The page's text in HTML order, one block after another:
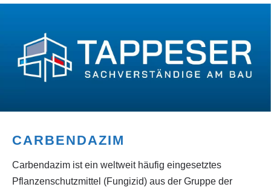
CARBENDAZIM
Carbendazim ist ein weltweit häufig eingesetztes
Pflanzenschutzmittel (Fungizid) aus der Gruppe der